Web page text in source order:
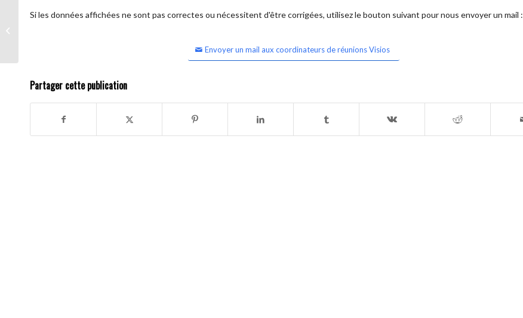
Si les données affichées ne sont pas correctes ou nécessitent d'être corrigées, utilisez le bouton suivant pour nous envoyer un mail :
Envoyer un mail aux coordinateurs de réunions Visios
Partager cette publication